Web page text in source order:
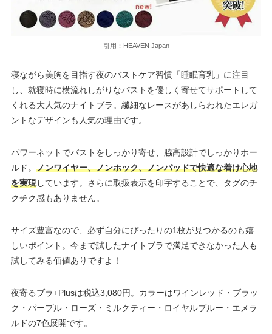
引用：HEAVEN Japan
寝ながら美胸を目指す夜のバストケア習慣「睡眠育乳」に注目
し、就寝時に横流れしがりなバストを優しく寄せてサポートして
くれる大人気のナイトブラ。繊細なレースがあしらわれたエレガ
ントなデザインも人気の理由です。
パワーネットでバストをしっかり寄せ、脇高設計でしっかりホー
ルド。 ノンワイヤー、ノンホック、ノンパッドで快適な着け心地
を実現しています。さらに取扱表示を印字することで、タグのチ
クチク感もありません。
サイズ豊富なので、必ず自分にぴったりの1枚が見つかるのも嬉
しいポイント。今まで試したナイトブラで満足できなかった人も
試してみる価値ありですよ！
夜寄るブラ+Plusは税込3,080円。カラーはワインレッド・ブラッ
ク・パープル・ローズ・ミルクティー・ロイヤルブルー・エメラ
ルドの7色展開です。